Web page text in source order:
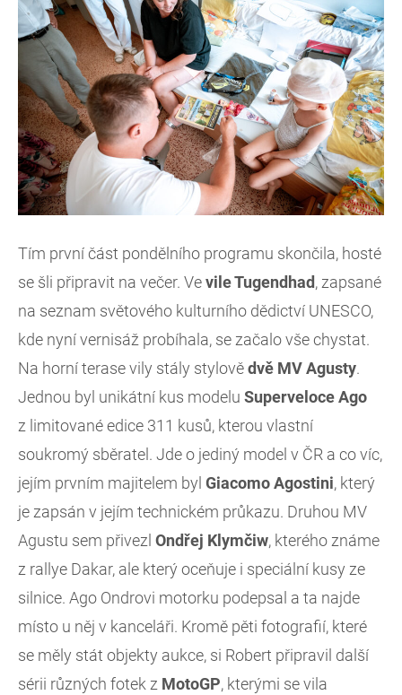
Tím první část pondělního programu skončila, hosté
se šli připravit na večer. Vevile Tugendhad, zapsané
na seznam světového kulturního dědictví UNESCO,
kde nyní vernisáž probíhala, se začalo vše chystat.
Na horní terase vily stály stylovědvě MV Agusty.
Jednou byl unikátní kus modelu Superveloce Ago
z limitované edice 311 kusů, kterou vlastní
soukromý sběratel. Jde o jediný model v ČR a co víc,
jejím prvním majitelem byl Giacomo Agostini, který
je zapsán v jejím technickém průkazu. Druhou MV
Agustu sem přivezl Ondřej Klymčiw, kterého známe
z rallye Dakar, ale který oceňuje i speciální kusy ze
silnice. Ago Ondrovi motorku podepsal a ta najde
místo u něj v kanceláři. Kromě pěti fotografií, které
se měly stát objekty aukce, si Robert připravil další
sérii různých fotek z MotoGP, kterými se vila